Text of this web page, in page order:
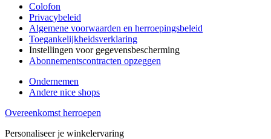
Colofon
Privacybeleid
Algemene voorwaarden en herroepingsbeleid
Toegankelijkheidsverklaring
Instellingen voor gegevensbescherming
Abonnementscontracten opzeggen
Ondernemen
Andere nice shops
Overeenkomst herroepen
Personaliseer je winkelervaring